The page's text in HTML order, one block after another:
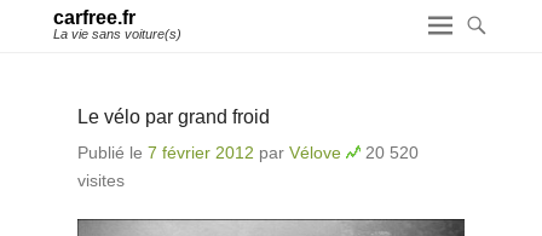
carfree.fr
La vie sans voiture(s)
Le vélo par grand froid
Publié le 7 février 2012 par Vélove
20 520
visites